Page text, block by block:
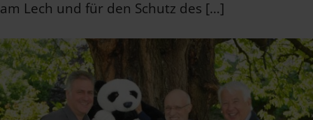
am Lech und für den Schutz des […]